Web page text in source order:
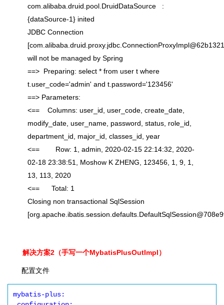
com.alibaba.druid.pool.DruidDataSource :
{dataSource-1} inited
JDBC Connection
will not be managed by Spring
==> Preparing: select * from user t where
t.user_code='admin' and t.password='123456'
==> Parameters:
<== Columns: user_id, user_code, create_date,
modify_date, user_name, password, status, role_id,
department_id, major_id, classes_id, year
<== Row: 1, admin, 2020-02-15 22:14:32, 2020-
02-18 23:38:51, Moshow K ZHENG, 123456, 1, 9, 1,
13, 113, 2020
<== Total: 1
Closing non transactional SqlSession
解决方案2（手写一个MybatisPlusOutImpl）
配置文件
mybatis-plus: